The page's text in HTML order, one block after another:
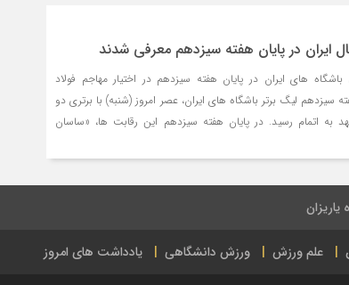
ایران در پايان هفته سيزدهم معرفی شدند
های ايران در پايان هفته سيزدهم در اختيار مهاجم فولاد
سيزدهم ليگ برتر باشگاه های ايران، عصر امروز (شنبه) با برتری دو
به اتمام رسيد. در پايان هفته سيزدهم اين رقابت ها، «ساسان
یاریزان
علم ورزش ورزش دانشگاهی یادداشت های امروز